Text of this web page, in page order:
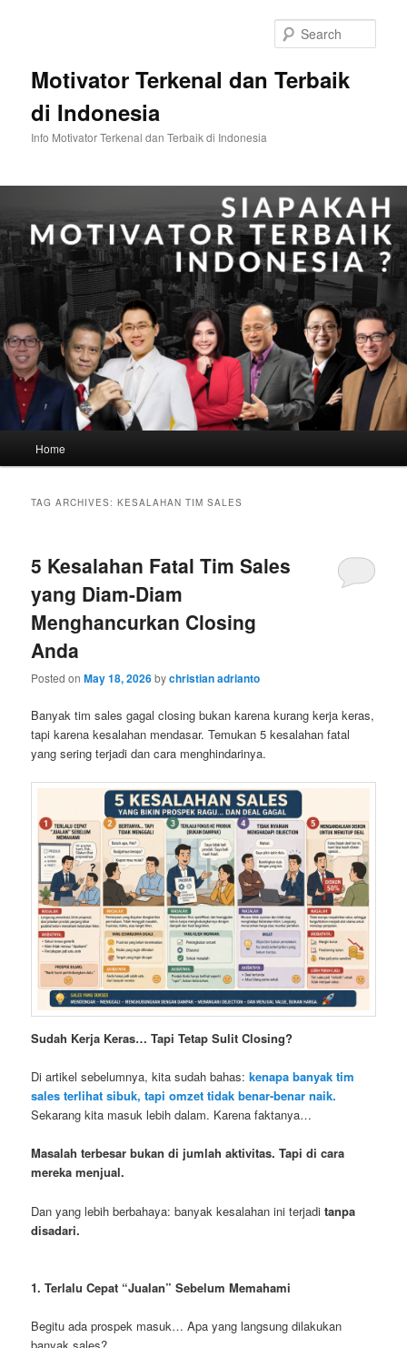
Motivator Terkenal dan Terbaik
di Indonesia
Info Motivator Terkenal dan Terbaik di Indonesia
Home
TAG ARCHIVES:KESALAHAN TIM SALES
5 Kesalahan Fatal Tim Sales
yang Diam-Diam
Menghancurkan Closing
Anda
Posted onMay 18, 2026bychristian adrianto
Banyak tim sales gagal closing bukan karena kurang kerja keras,
tapi karena kesalahan mendasar. Temukan 5 kesalahan fatal
yang sering terjadi dan cara menghindarinya.
Sudah Kerja Keras… Tapi Tetap Sulit Closing?
Di artikel sebelumnya, kita sudah bahas:kenapa banyak tim
sales terlihat sibuk, tapi omzet tidak benar-benar naik.
Sekarang kita masuk lebih dalam. Karena faktanya…
Masalah terbesar bukan di jumlah aktivitas. Tapi di cara
mereka menjual.
Dan yang lebih berbahaya: banyak kesalahan ini terjaditanpa
disadari.
1. Terlalu Cepat “Jualan” Sebelum Memahami
Begitu ada prospek masuk… Apa yang langsung dilakukan